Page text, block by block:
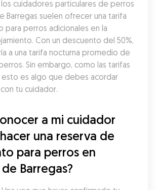
cuidadores particulares de perros
Barregas suelen ofrecer una tarifa
para perros adicionales en la
Con un descuento del 50%,
a una tarifa nocturna promedio de
Sin embargo, como las tarifas
esto es algo que debes acordar
tu cuidador.
a mi cuidador
una reserva de
para perros en
Barregas?